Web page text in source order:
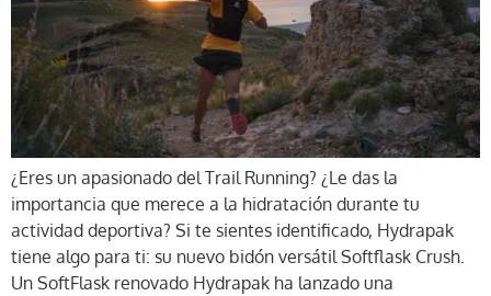
¿Eres un apasionado del Trail Running? ¿Le das la
importancia que merece a la hidratación durante tu
actividad deportiva? Si te sientes identificado, Hydrapak
tiene algo para ti: su nuevo bidón versátil Softflask Crush.
Un SoftFlask renovado Hydrapak ha lanzado una